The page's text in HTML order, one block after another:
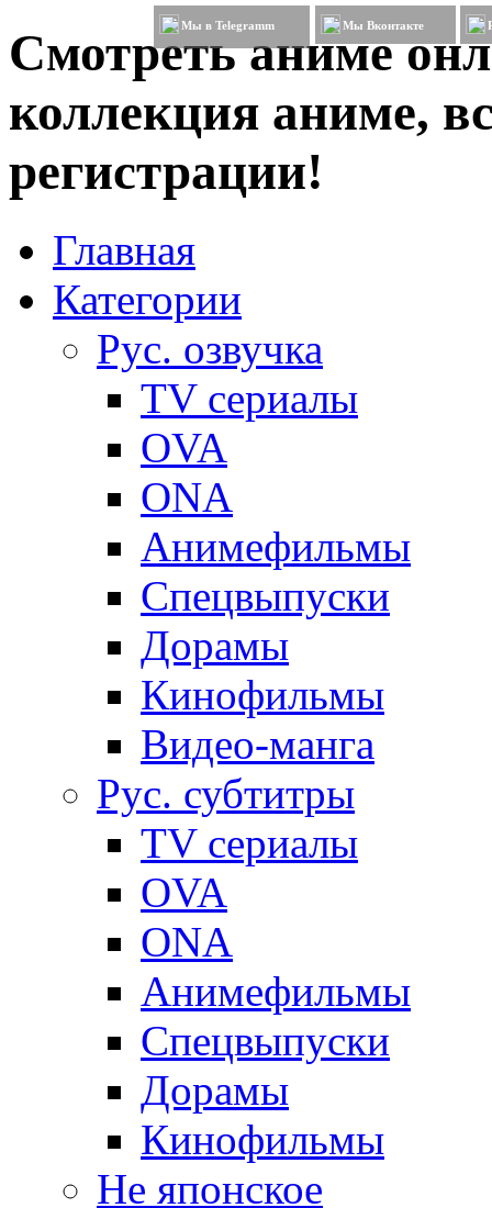
Смотреть аниме
коллекция аниме,
регистрации!
Мы в Telegramm Мы Вконтакте
Главная
Категории
Рус. озвучка
TV сериалы
OVA
ONA
Анимефильмы
Спецвыпуски
Дорамы
Кинофильмы
Видео-манга
Рус. субтитры
TV сериалы
OVA
ONA
Анимефильмы
Спецвыпуски
Дорамы
Кинофильмы
Не японское